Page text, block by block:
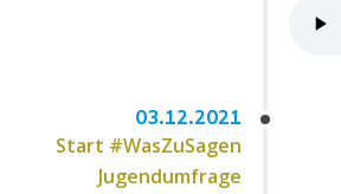
03.12.2021
Start #WasZuSagen
Jugendumfrage